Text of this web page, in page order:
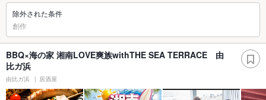
除外された条件
創作
BBQ×海の家 湘南LOVE爽族withTHE SEA TERRACE 由
比ガ浜
由比ガ浜 居酒屋